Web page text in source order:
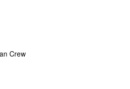
Crew